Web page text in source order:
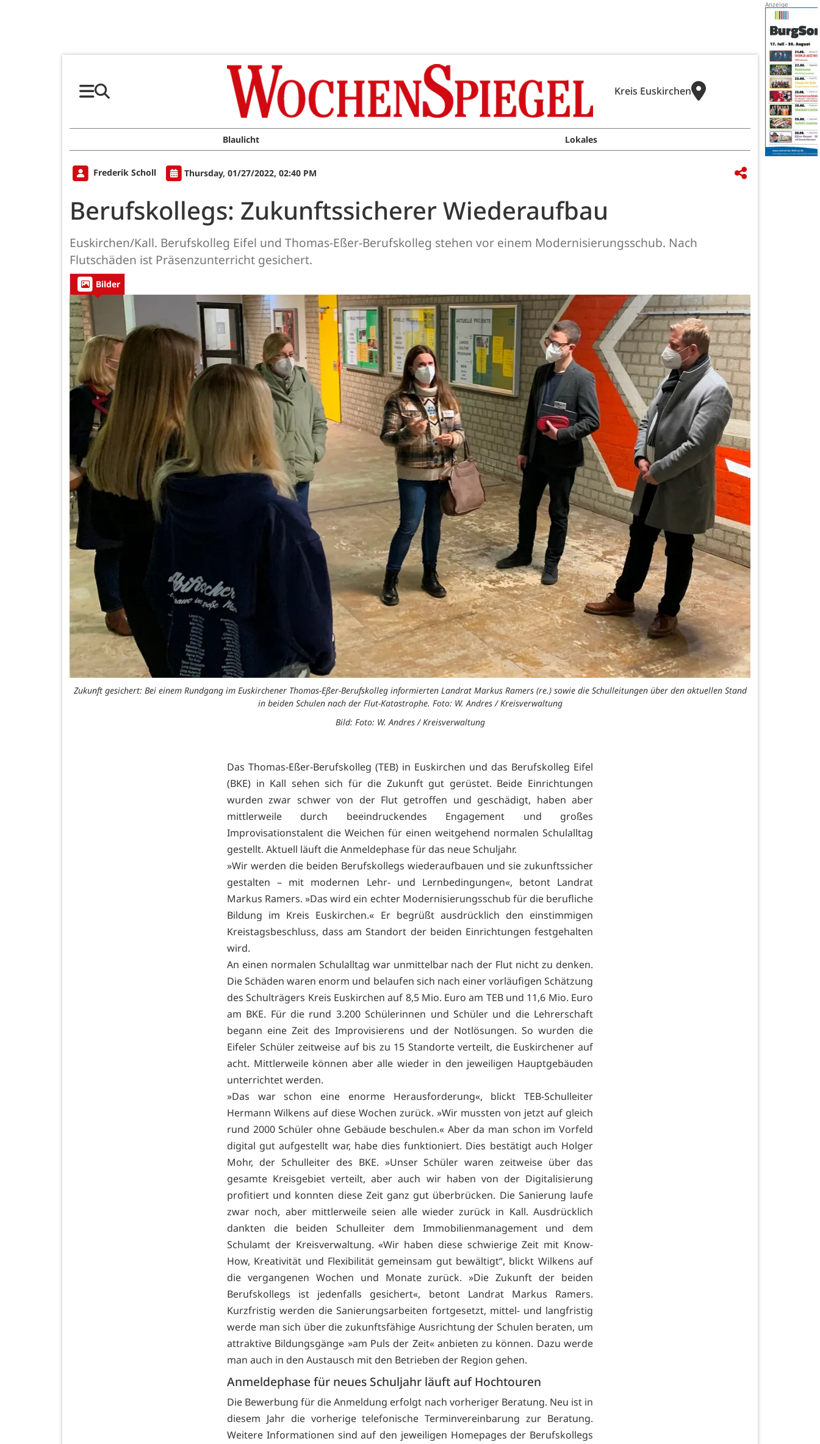
Kreis Euskirchen
Blaulicht Lokales
Frederik Scholl Thursday, 01/27/2022, 02:40 PM
Berufskollegs: Zukunftssicherer Wiederaufbau
Euskirchen/Kall. Berufskolleg Eifel und Thomas-Eßer-Berufskolleg stehen vor einem Modernisierungsschub. Nach
Flutschäden ist Präsenzunterricht gesichert.
Bilder
Zukunft gesichert: Bei einem Rundgang im Euskirchener Thomas-Eßer-Berufskolleg informierten Landrat Markus Ramers (re.) sowie die Schulleitungen über den aktuellen Stand
in beiden Schulen nach der Flut-Katastrophe. Foto: W. Andres / Kreisverwaltung
Bild: Foto: W. Andres / Kreisverwaltung
Das Thomas-Eßer-Berufskolleg (TEB) in Euskirchen und das Berufskolleg Eifel
(BKE) in Kall sehen sich für die Zukunft gut gerüstet. Beide Einrichtungen
wurden zwar schwer von der Flut getroffen und geschädigt, haben aber
mittlerweile durch beeindruckendes Engagement und großes
Improvisationstalent die Weichen für einen weitgehend normalen Schulalltag
gestellt. Aktuell läuft die Anmeldephase für das neue Schuljahr.
»Wir werden die beiden Berufskollegs wiederaufbauen und sie zukunftssicher
gestalten – mit modernen Lehr- und Lernbedingungen«, betont Landrat
Markus Ramers. »Das wird ein echter Modernisierungsschub für die berufliche
Bildung im Kreis Euskirchen.« Er begrüßt ausdrücklich den einstimmigen
Kreistagsbeschluss, dass am Standort der beiden Einrichtungen festgehalten
wird.
An einen normalen Schulalltag war unmittelbar nach der Flut nicht zu denken.
Die Schäden waren enorm und belaufen sich nach einer vorläufigen Schätzung
des Schulträgers Kreis Euskirchen auf 8,5 Mio. Euro am TEB und 11,6 Mio. Euro
am BKE. Für die rund 3.200 Schülerinnen und Schüler und die Lehrerschaft
begann eine Zeit des Improvisierens und der Notlösungen. So wurden die
Eifeler Schüler zeitweise auf bis zu 15 Standorte verteilt, die Euskirchener auf
acht. Mittlerweile können aber alle wieder in den jeweiligen Hauptgebäuden
unterrichtet werden.
»Das war schon eine enorme Herausforderung«, blickt TEB-Schulleiter
Hermann Wilkens auf diese Wochen zurück. »Wir mussten von jetzt auf gleich
rund 2000 Schüler ohne Gebäude beschulen.« Aber da man schon im Vorfeld
digital gut aufgestellt war, habe dies funktioniert. Dies bestätigt auch Holger
Mohr, der Schulleiter des BKE. »Unser Schüler waren zeitweise über das
gesamte Kreisgebiet verteilt, aber auch wir haben von der Digitalisierung
profitiert und konnten diese Zeit ganz gut überbrücken. Die Sanierung laufe
zwar noch, aber mittlerweile seien alle wieder zurück in Kall. Ausdrücklich
dankten die beiden Schulleiter dem Immobilienmanagement und dem
Schulamt der Kreisverwaltung. «Wir haben diese schwierige Zeit mit Know-
How, Kreativität und Flexibilität gemeinsam gut bewältigt“, blickt Wilkens auf
die vergangenen Wochen und Monate zurück. »Die Zukunft der beiden
Berufskollegs ist jedenfalls gesichert«, betont Landrat Markus Ramers.
Kurzfristig werden die Sanierungsarbeiten fortgesetzt, mittel- und langfristig
werde man sich über die zukunftsfähige Ausrichtung der Schulen beraten, um
attraktive Bildungsgänge »am Puls der Zeit« anbieten zu können. Dazu werde
man auch in den Austausch mit den Betrieben der Region gehen.
Anmeldephase für neues Schuljahr läuft auf Hochtouren
Die Bewerbung für die Anmeldung erfolgt nach vorheriger Beratung. Neu ist in
diesem Jahr die vorherige telefonische Terminvereinbarung zur Beratung.
Weitere Informationen sind auf den jeweiligen Homepages der Berufskollegs